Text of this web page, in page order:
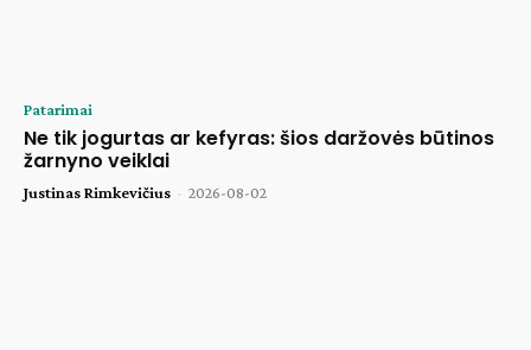
Patarimai
Ne tik jogurtas ar kefyras: šios daržovės būtinos
žarnyno veiklai
Justinas Rimkevičius - 2026-08-02